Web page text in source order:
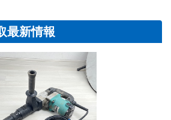
最新情報